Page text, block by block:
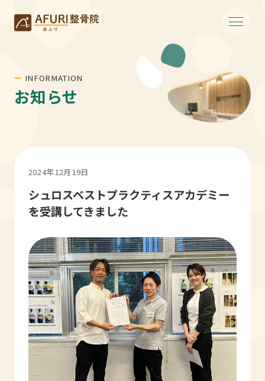
INFORMATION
お知らせ
2024年12月19日
シュロスベストプラクティスアカデミー
を受講してきました